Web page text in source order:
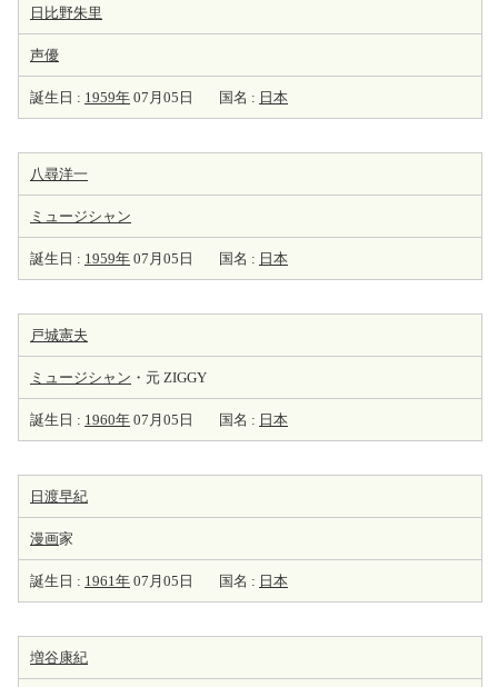
日比野朱里
声優
誕生日 : 1959年 07月05日 国名 : 日本
八尋洋一
ミュージシャン
誕生日 : 1959年 07月05日 国名 : 日本
戸城憲夫
ミュージシャン ・元 ZIGGY
誕生日 : 1960年 07月05日 国名 : 日本
日渡早紀
漫画家
誕生日 : 1961年 07月05日 国名 : 日本
増谷康紀